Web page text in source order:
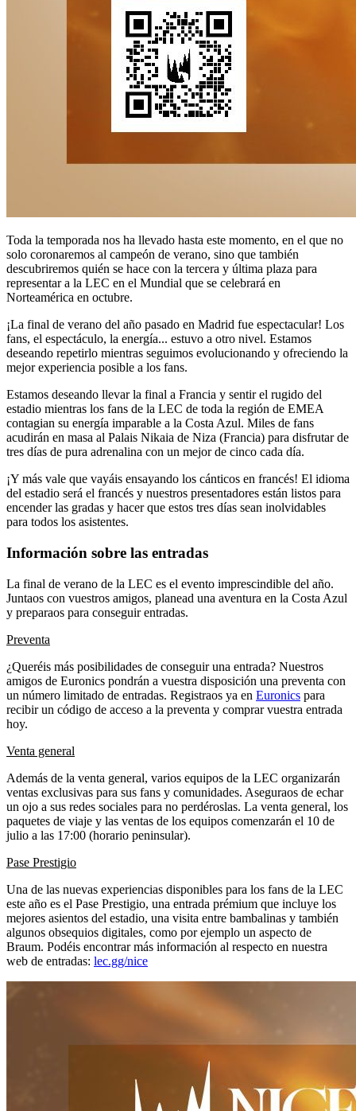
Toda la temporada nos ha llevado hasta este momento, en el que no
solo coronaremos al campeón de verano, sino que también
descubriremos quién se hace con la tercera y última plaza para
representar a la LEC en el Mundial que se celebrará en
Norteamérica en octubre.
¡La final de verano del año pasado en Madrid fue espectacular! Los
fans, el espectáculo, la energía... estuvo a otro nivel. Estamos
deseando repetirlo mientras seguimos evolucionando y ofreciendo la
mejor experiencia posible a los fans.
Estamos deseando llevar la final a Francia y sentir el rugido del
estadio mientras los fans de la LEC de toda la región de EMEA
contagian su energía imparable a la Costa Azul. Miles de fans
acudirán en masa al Palais Nikaia de Niza (Francia) para disfrutar de
tres días de pura adrenalina con un mejor de cinco cada día.
¡Y más vale que vayáis ensayando los cánticos en francés! El idioma
del estadio será el francés y nuestros presentadores están listos para
encender las gradas y hacer que estos tres días sean inolvidables
para todos los asistentes.
Información sobre las entradas
La final de verano de la LEC es el evento imprescindible del año.
Juntaos con vuestros amigos, planead una aventura en la Costa Azul
y preparaos para conseguir entradas.
Preventa
¿Queréis más posibilidades de conseguir una entrada? Nuestros
amigos de Euronics pondrán a vuestra disposición una preventa con
un número limitado de entradas. Registraos ya en Euronics para
recibir un código de acceso a la preventa y comprar vuestra entrada
hoy.
Venta general
Además de la venta general, varios equipos de la LEC organizarán
ventas exclusivas para sus fans y comunidades. Aseguraos de echar
un ojo a sus redes sociales para no perdéroslas. La venta general, los
paquetes de viaje y las ventas de los equipos comenzarán el 10 de
julio a las 17:00 (horario peninsular).
Pase Prestigio
Una de las nuevas experiencias disponibles para los fans de la LEC
este año es el Pase Prestigio, una entrada prémium que incluye los
mejores asientos del estadio, una visita entre bambalinas y también
algunos obsequios digitales, como por ejemplo un aspecto de
Braum. Podéis encontrar más información al respecto en nuestra
web de entradas: lec.gg/nice